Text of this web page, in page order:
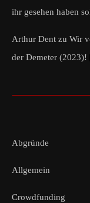
ihr gesehen haben
Arthur Dent zu Wir
der Demeter (2023)!
Abgründe
Allgemein
Crowdfunding